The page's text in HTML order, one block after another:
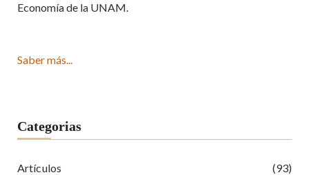
Economía de la UNAM.
Saber más...
Categorias
Artículos (93)